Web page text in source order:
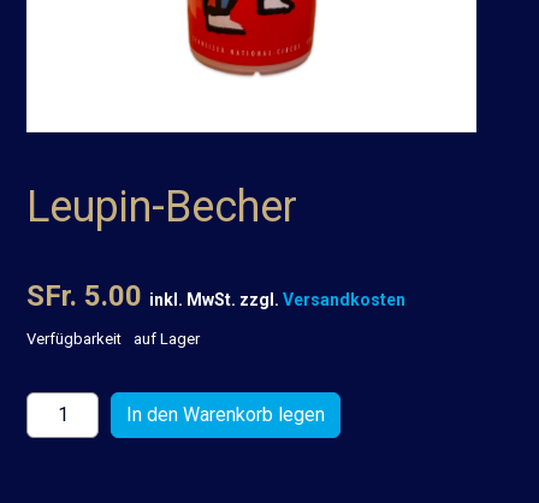
Leupin-Becher
SFr. 5.00 inkl. MwSt. zzgl.Versandkosten
Verfügbarkeit auf Lager